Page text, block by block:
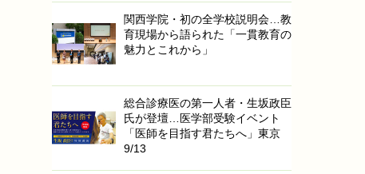
関西学院・初の全学校説明会…教
育現場から語られた「一貫教育の
魅力とこれから」
総合診療医の第一人者・生坂政臣
氏が登壇…医学部受験イベント
「医師を目指す君たちへ」東京
9/13